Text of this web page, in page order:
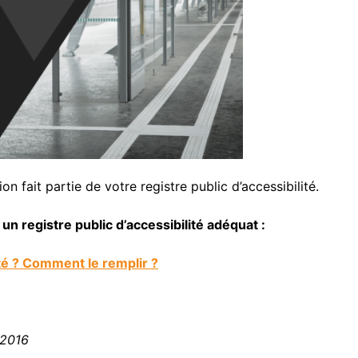
fait partie de votre registre public d’accessibilité.
registre public d’accessibilité adéquat :
? Comment le remplir ?